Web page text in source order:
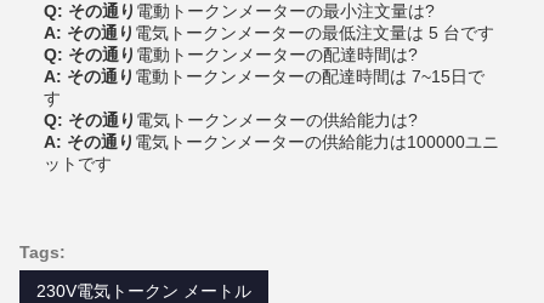
Q: その通り 電動トークンメーターの最小注文量は?
A: その通り 電気トークンメーターの最低注文量は 5 台です
Q: その通り 電動トークンメーターの配達時間は?
A: その通り 電動トークンメーターの配達時間は 7~15日で
す
Q: その通り 電気トークンメーターの供給能力は?
A: その通り 電気トークンメーターの供給能力は100000ユニ
ットです
Tags:
230V電気トークン メートル